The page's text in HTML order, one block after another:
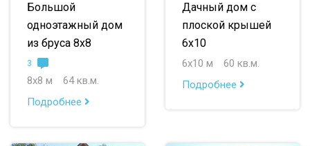
Большой
одноэтажный дом
из бруса 8х8
3
8х8 м
64 кв.м.
Подробнее
Дачный дом с
плоской крышей
6х10
6х10 м
60 кв.м.
Подробнее